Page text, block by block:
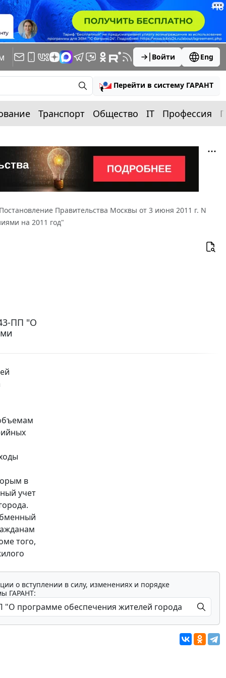
Войти Eng
Перейти в систему ГАРАНТ
Транспорт Общество IT Профессия
Постановление Правительства Москвы от 3 июня 2011 г. N
на 2011 год"
ПП "О
в
учет
того,
о вступлении в силу, изменениях и порядке
ГАРАНТ: